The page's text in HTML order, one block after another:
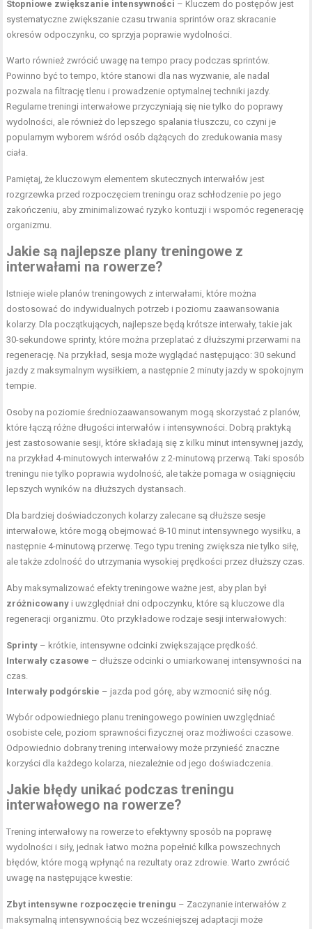
Stopniowe zwiększanie intensywności – Kluczem do postępów jest
systematyczne zwiększanie czasu trwania sprintów oraz skracanie
okresów odpoczynku, co sprzyja poprawie wydolności.
Warto również zwrócić uwagę na tempo pracy podczas sprintów.
Powinno być to tempo, które stanowi dla nas wyzwanie, ale nadal
pozwala na filtrację tlenu i prowadzenie optymalnej techniki jazdy.
Regularne treningi interwałowe przyczyniają się nie tylko do poprawy
wydolności, ale również do lepszego spalania tłuszczu, co czyni je
popularnym wyborem wśród osób dążących do zredukowania masy
ciała.
Pamiętaj, że kluczowym elementem skutecznych interwałów jest
rozgrzewka przed rozpoczęciem treningu oraz schłodzenie po jego
zakończeniu, aby zminimalizować ryzyko kontuzji i wspomóc regenerację
organizmu.
Jakie są najlepsze plany treningowe z
interwałami na rowerze?
Istnieje wiele planów treningowych z interwałami, które można
dostosować do indywidualnych potrzeb i poziomu zaawansowania
kolarzy. Dla początkujących, najlepsze będą krótsze interwały, takie jak
30-sekundowe sprinty, które można przeplatać z dłuższymi przerwami na
regenerację. Na przykład, sesja może wyglądać następująco: 30 sekund
jazdy z maksymalnym wysiłkiem, a następnie 2 minuty jazdy w spokojnym
tempie.
Osoby na poziomie średniozaawansowanym mogą skorzystać z planów,
które łączą różne długości interwałów i intensywności. Dobrą praktyką
jest zastosowanie sesji, które składają się z kilku minut intensywnej jazdy,
na przykład 4-minutowych interwałów z 2-minutową przerwą. Taki sposób
treningu nie tylko poprawia wydolność, ale także pomaga w osiągnięciu
lepszych wyników na dłuższych dystansach.
Dla bardziej doświadczonych kolarzy zalecane są dłuższe sesje
interwałowe, które mogą obejmować 8-10 minut intensywnego wysiłku, a
następnie 4-minutową przerwę. Tego typu trening zwiększa nie tylko siłę,
ale także zdolność do utrzymania wysokiej prędkości przez dłuższy czas.
Aby maksymalizować efekty treningowe ważne jest, aby plan był
zróżnicowany i uwzględniał dni odpoczynku, które są kluczowe dla
regeneracji organizmu. Oto przykładowe rodzaje sesji interwałowych:
Sprinty – krótkie, intensywne odcinki zwiększające prędkość.
Interwały czasowe – dłuższe odcinki o umiarkowanej intensywności na
czas.
Interwały podgórskie – jazda pod górę, aby wzmocnić siłę nóg.
Wybór odpowiedniego planu treningowego powinien uwzględniać
osobiste cele, poziom sprawności fizycznej oraz możliwości czasowe.
Odpowiednio dobrany trening interwałowy może przynieść znaczne
korzyści dla każdego kolarza, niezależnie od jego doświadczenia.
Jakie błędy unikać podczas treningu
interwałowego na rowerze?
Trening interwałowy na rowerze to efektywny sposób na poprawę
wydolności i siły, jednak łatwo można popełnić kilka powszechnych
błędów, które mogą wpłynąć na rezultaty oraz zdrowie. Warto zwrócić
uwagę na następujące kwestie:
Zbyt intensywne rozpoczęcie treningu – Zaczynanie interwałów z
maksymalną intensywnością bez wcześniejszej adaptacji może